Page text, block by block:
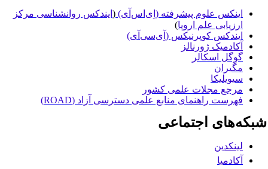
اینکس علوم پیشرفته (اِی‌اس‌آی) (ایندکس روانشناسی مرکز
ارزیابی علم اروپا)
ایندکس کوپرنیکس (آِی‌سی‌آی)
آکادمیک ژورنالز
گوگل اسکالر
مگیران
سیویلیکا
مرجع مجلات علمی کشور
فهرست راهنمای منابع علمی دسترسی آزاد (ROAD)
اجتماعی
لینکدین
آکادمیا